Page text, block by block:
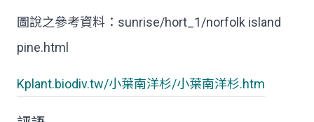
圖說之參考資料：sunrise/hort_1/norfolk island
pine.html
Kplant.biodiv.tw/小葉南洋杉/小葉南洋杉.htm